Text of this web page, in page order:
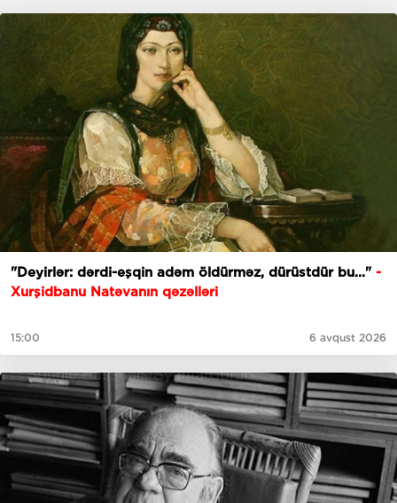
"Deyirlər: dərdi-eşqin adəm öldürməz, dürüstdür bu..." -
Xurşidbanu Natəvanın qəzəlləri
15:00 6 avqust 2026